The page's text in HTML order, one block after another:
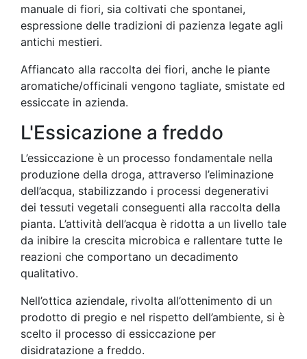
manuale di fiori, sia coltivati che spontanei,
espressione delle tradizioni di pazienza legate agli
antichi mestieri.
Affiancato alla raccolta dei fiori, anche le piante
aromatiche/officinali vengono tagliate, smistate ed
essiccate in azienda.
L'Essicazione a freddo
L’essiccazione è un processo fondamentale nella
produzione della droga, attraverso l’eliminazione
dell’acqua, stabilizzando i processi degenerativi
dei tessuti vegetali conseguenti alla raccolta della
pianta. L’attività dell’acqua è ridotta a un livello tale
da inibire la crescita microbica e rallentare tutte le
reazioni che comportano un decadimento
qualitativo.
Nell’ottica aziendale, rivolta all’ottenimento di un
prodotto di pregio e nel rispetto dell’ambiente, si è
scelto il processo di essiccazione per
disidratazione a freddo.